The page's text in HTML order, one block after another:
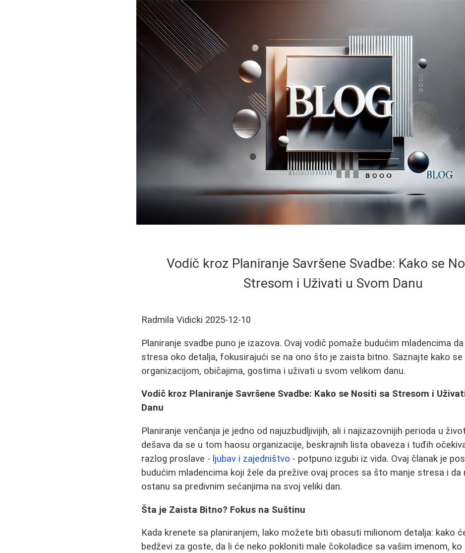
Vodič kroz Planiranje Savršene Svadbe: Kako se
Stresom i Uživati u Svom Danu
Radmila Vidicki 2025-12-10
Planiranje svadbe puno je izazova. Ovaj vodič pomaže budućim mladencima
stresa oko detalja, fokusirajući se na ono što je zaista bitno. Saznajte kako
organizacijom, običajima, gostima i uživati u svom velikom danu.
Vodič kroz Planiranje Savršene Svadbe: Kako se Nositi sa Stresom i
Danu
Planiranje venčanja je jedno od najuzbudljivijih, ali i najizazovnijih perioda u
dešava da se u tom haosu organizacije, beskrajnih lista obaveza i tuđih
razlog proslave - ljubav i zajedništvo - potpuno izgubi iz vida. Ovaj članak je
budućim mladencima koji žele da prežive ovaj proces sa što manje stresa i da
ostanu sa predivnim sećanjima na svoj veliki dan.
Šta je Zaista Bitno? Fokus na Suštinu
Kada krenete sa planiranjem, lako možete biti obasuti milionom detalja: kako
bedževi za goste, da li će neko pokloniti male čokoladice sa vašim imenom,